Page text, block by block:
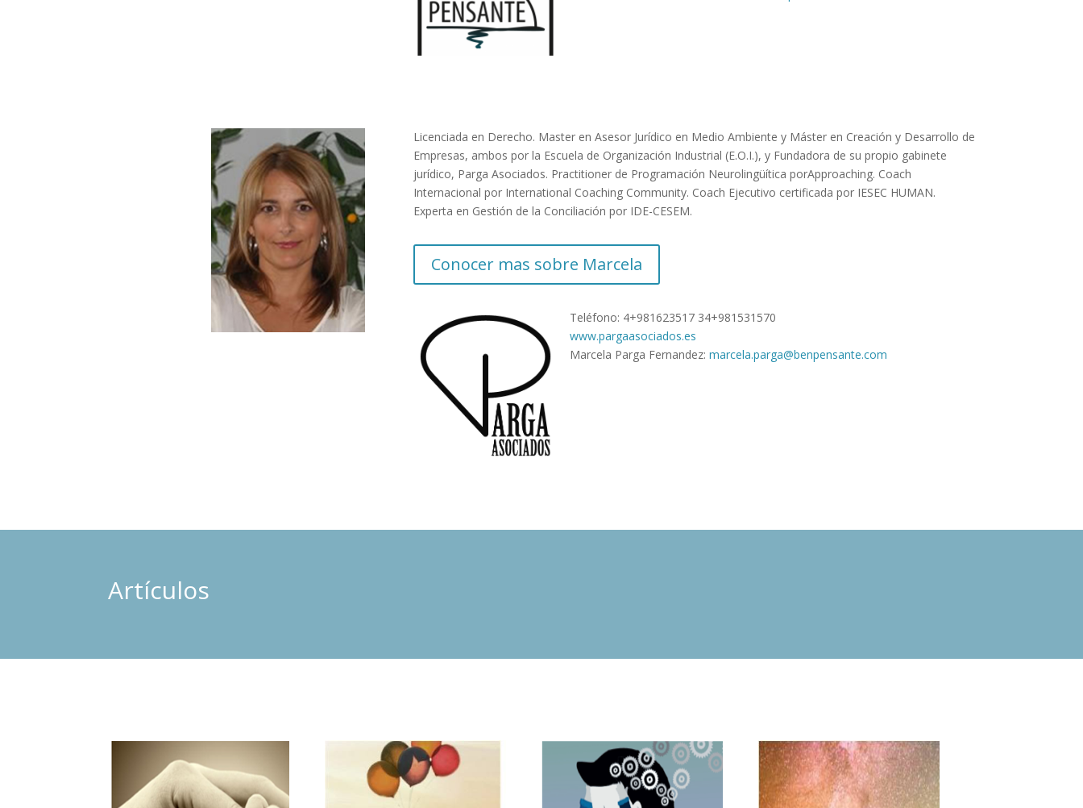
Licenciada en Derecho. Master en Asesor Jurídico en Medio Ambiente y Máster en Creación y Desarrollo de
Empresas, ambos por la Escuela de Organización Industrial (E.O.I.), y Fundadora de su propio gabinete
jurídico, Parga Asociados. Practitioner de Programación Neurolingüítica porApproaching. Coach
Internacional por International Coaching Community. Coach Ejecutivo certificada por IESEC HUMAN.
Experta en Gestión de la Conciliación por IDE-CESEM.
Conocer mas sobre Marcela
Teléfono: 4+981623517 34+981531570
www.pargaasociados.es
Marcela Parga Fernandez: marcela.parga@benpensante.com
Artículos